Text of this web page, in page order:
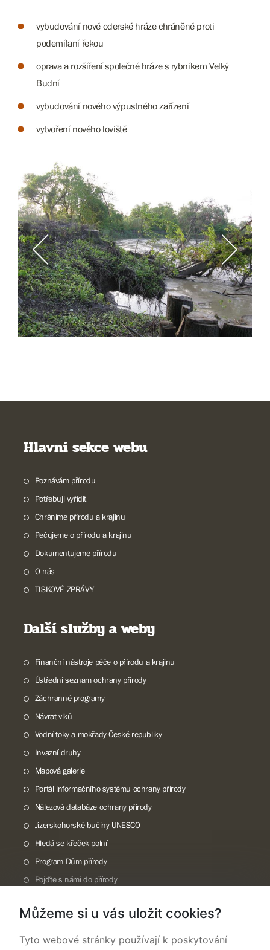
vybudování nové oderské hráze chráněné proti
podemílaní řekou
oprava a rozšíření společné hráze s rybníkem Velký
Budní
vybudování nového výpustného zařízení
vytvoření nového loviště
Hlavní sekce webu
Poznávám přírodu
Potřebuji vyřídit
Chráníme přírodu a krajinu
Pečujeme o přírodu a krajinu
Dokumentujeme přírodu
O nás
TISKOVÉ ZPRÁVY
Další služby a weby
Finanční nástroje péče o přírodu a krajinu
Ústřední seznam ochrany přírody
Záchranné programy
Návrat vlků
Vodní toky a mokřady České republiky
Invazní druhy
Mapová galerie
Portál informačního systému ochrany přírody
Nálezová databáze ochrany přírody
Jizerskohorské bučiny UNESCO
Hledá se křeček polní
Program Dům přírody
Pojďte s námi do přírody
Rok CHKO pod záštitou České komise pro UNESCO
Můžeme si u vás uložit cookies?
Tyto webové stránky používají k poskytování